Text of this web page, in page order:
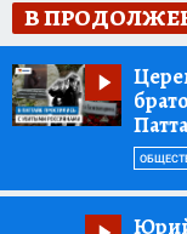
В